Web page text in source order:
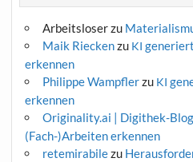
Arbeitsloserzu
Maik Rieckenzu KI
erkennen
Philippe Wampflerzu KI
erkennen
Originality.ai | Digithek-Blog
(Fach-)Arbeiten erkennen
retemirabilezu